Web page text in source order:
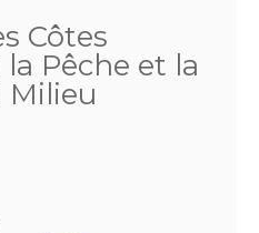
Côtes
Pêche et la
Milieu